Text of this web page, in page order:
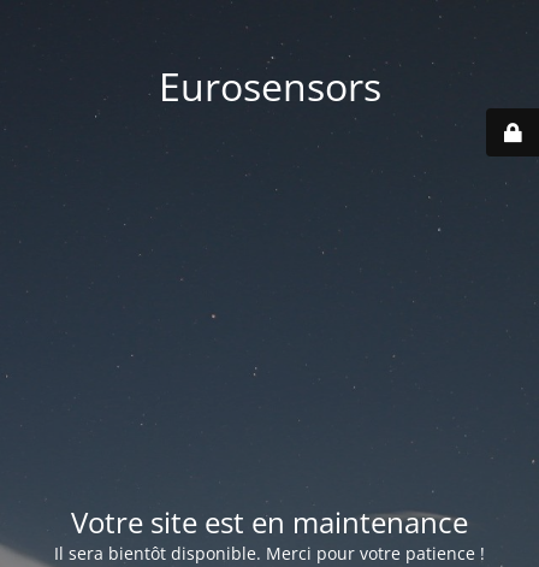
Eurosensors
Votre site est en maintenance
Il sera bientôt disponible. Merci pour votre patience !